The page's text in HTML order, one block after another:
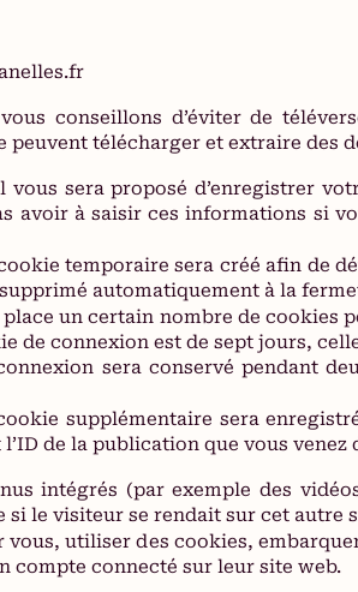
conseillons d’éviter de
télécharger et extraire des
sera proposé d’enregistrer
avoir à saisir ces informations si
temporaire sera créé afin de
automatiquement à la
un certain nombre de
de connexion est de sept jours,
sera conservé pendant
supplémentaire sera
de la publication que vous
intégrés (par exemple des
si le visiteur se rendait sur cet autre
utiliser des cookies,
compte connecté sur leur site web.